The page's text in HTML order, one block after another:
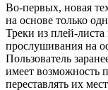
Во-первых, новая
на основе только
Треки из плей-листа
прослушивания на
Пользователь
имеет возможность
переставлять их